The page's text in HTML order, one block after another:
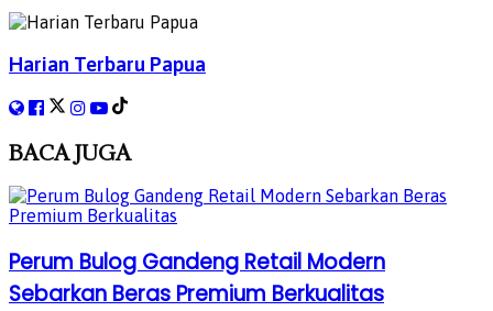
Harian Terbaru Papua
BACAJUGA
Perum Bulog Gandeng Retail Modern
Sebarkan Beras Premium Berkualitas